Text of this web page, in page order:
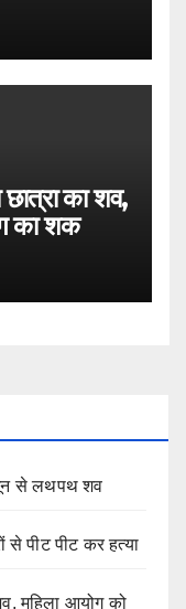
छात्रा का शव,
का शक
से लथपथ शव
से पीट पीट कर हत्या
महिला आयोग को